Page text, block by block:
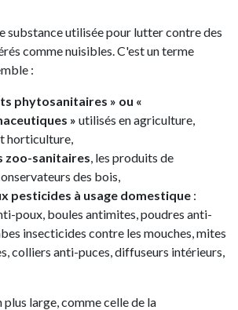
substance utilisée pour lutter contre des
comme nuisibles. C'est un terme
:
phytosanitaires » ou «
» utilisés en agriculture,
horticulture,
zoo-sanitaires, les produits de
des bois,
pesticides à usage domestique :
poux, boules antimites, poudres anti-
insecticides contre les mouches, mites
colliers anti-puces, diffuseurs intérieurs,
plus large, comme celle de la